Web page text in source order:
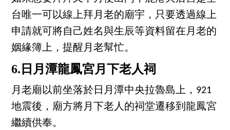
台唯一可以線上拜月老的廟宇，只要透過線上
申請就可將自己姓名與生辰等資料留在月老的
姻緣簿上，提醒月老幫忙。
6.日月潭龍鳳宮月下老人祠
月老廟以前坐落於日月潭中央拉魯島上，921
地震後，廟方將月下老人的祠堂遷移到龍鳳宮
繼續供奉。